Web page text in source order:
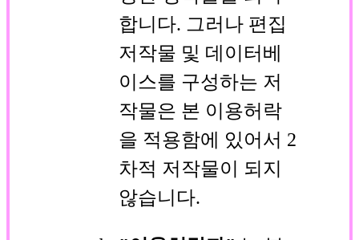
합니다. 그러나 편집
저작물 및 데이터베
이스를 구성하는 저
작물은 본 이용허락
을 적용함에 있어서 2
차적 저작물이 되지
않습니다.